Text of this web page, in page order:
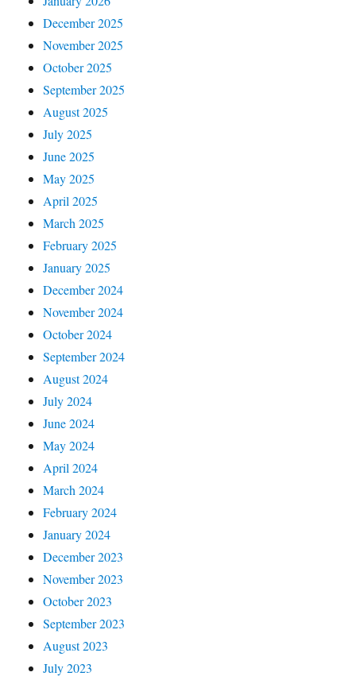
December 2025
November 2025
October 2025
September 2025
August 2025
July 2025
June 2025
May 2025
April 2025
March 2025
February 2025
January 2025
December 2024
November 2024
October 2024
September 2024
August 2024
July 2024
June 2024
May 2024
April 2024
March 2024
February 2024
January 2024
December 2023
November 2023
October 2023
September 2023
August 2023
July 2023